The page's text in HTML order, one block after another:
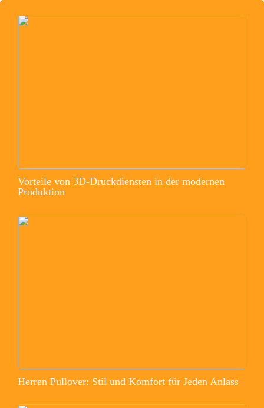
Vorteile von 3D-Druckdiensten in der modernen
Produktion
Herren Pullover: Stil und Komfort für Jeden Anlass